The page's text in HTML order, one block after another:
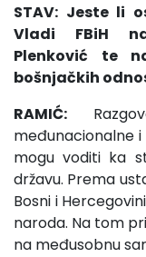
STAV: Jeste li
Vladi FBiH
Plenković te
bošnjačkih
RAMIĆ:
međunacionalne i
mogu voditi ka
državu. Prema
Bosni i
naroda. Na tom
na međusobnu